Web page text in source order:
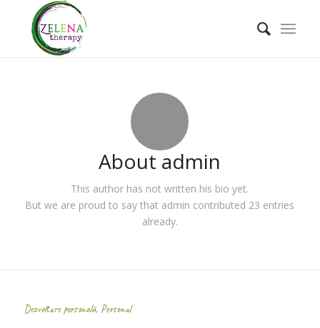
About admin
This author has not written his bio yet.
But we are proud to say that admin contributed 23 entries
already.
Dezvoltare personală, Personal